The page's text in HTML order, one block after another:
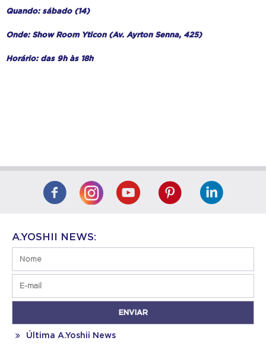
Quando: sábado (14)
Onde: Show Room Yticon (Av. Ayrton Senna, 425)
Horário: das 9h às 18h
A.YOSHII NEWS:
Última A.Yoshii News